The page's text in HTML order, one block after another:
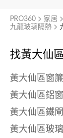
找黃大仙
黃大仙區窗
黃大仙區鋁
黃大仙區鐵閘
黃大仙區玻
PRO360 家居
九龍玻璃隔熱